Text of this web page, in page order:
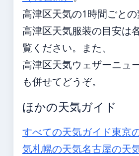
高津区天気の1時間ごとの
高津区天気服装の目安は
覧ください。また、
高津区天気ウェザーニュ
も併せてどうぞ。
ほかの天気ガイド
すべての天気ガイド東京
気札幌の天気名古屋の天